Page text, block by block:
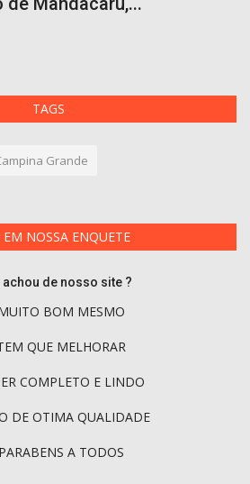
TAGS
Grande
EM NOSSA ENQUETE
achou de nosso site ?
BOM MESMO
QUE MELHORAR
COMPLETO E LINDO
DE OTIMA QUALIDADE
PARABENS A TODOS